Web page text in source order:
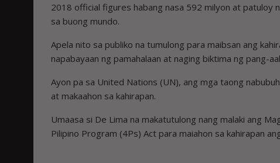
2018 official figures habang nasa 592 milyon at patuloy
sa buong mundo.
Apela nito sa publiko na tumulong para maibsan ang
napabayaan ng pamahalaan at naging biktima ng pang-
Ayon pa sa United Nations (UN), ang mga taong
at makaahon sa kahirapan.
Umaasa si De Lima na makatutulong nang malaki ang
Pilipino Program (4Ps) Act para maiahon sa kahirapan